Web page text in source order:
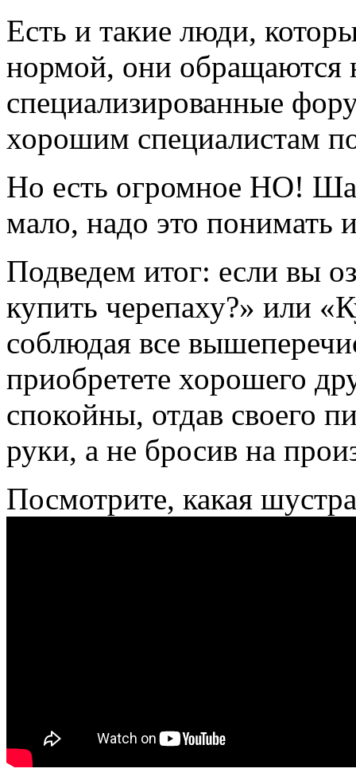
Есть и такие люди,
нормой, они обращаются
специализированные
хорошим специалистам
Но есть огромное НО!
мало, надо это понимать
Подведем итог: если вы
купить черепаху?» или
соблюдая все
приобретете хорошего
спокойны, отдав своего
руки, а не бросив на
Посмотрите, какая